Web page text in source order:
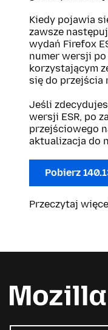
Kiedy pojawia
zawsze
wydań Firefox
numer wersji
korzystającym
się do przejścia
Jeśli
wersji ESR, po
przejściowego
aktualizacja do
Pobierz
Przeczytaj